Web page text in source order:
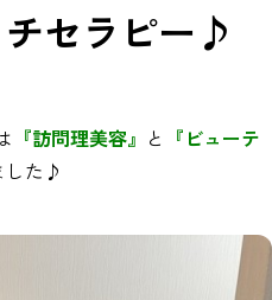
チセラピー♪
『訪問理美容』 と 『ビューテ
した♪